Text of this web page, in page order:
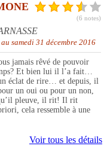
(6 notes)
samedi 31 décembre 2016
jamais rêvé de pouvoir
Et bien lui il l’a fait…
éclat de rire… et depuis, il
un oui ou pour un non,
pleuve, il rit! Il rit
cela ressemble à une
Voir tous les détails